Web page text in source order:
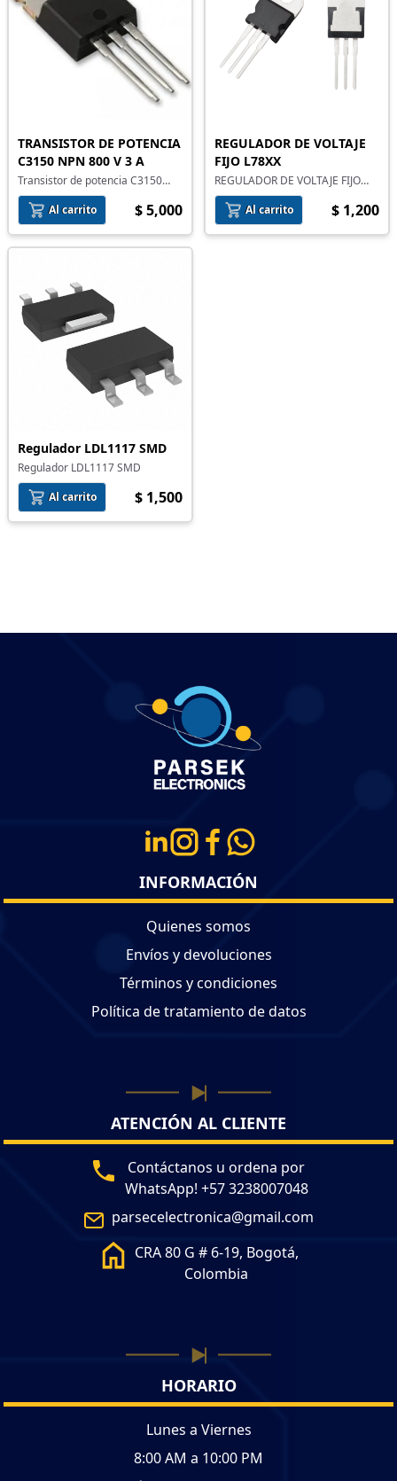
TRANSISTOR DE POTENCIA
C3150 NPN 800 V 3 A
Transistor de potencia C3150
NPN 800 V 3 A
Al carrito
$ 5,000
REGULADOR DE VOLTAJE
FIJO L78XX
REGULADOR DE VOLTAJE FIJO
L78XX
Al carrito
$ 1,200
Regulador LDL1117 SMD
Regulador LDL1117 SMD
Al carrito
$ 1,500
INFORMACIÓN
Quienes somos
Envíos y devoluciones
Términos y condiciones
Política de tratamiento de datos
ATENCIÓN AL CLIENTE
Contáctanos u ordena por
WhatsApp! +57 3238007048
parsecelectronica@gmail.com
CRA 80 G # 6-19, Bogotá,
Colombia
HORARIO
Lunes a Viernes
8:00 AM a 10:00 PM